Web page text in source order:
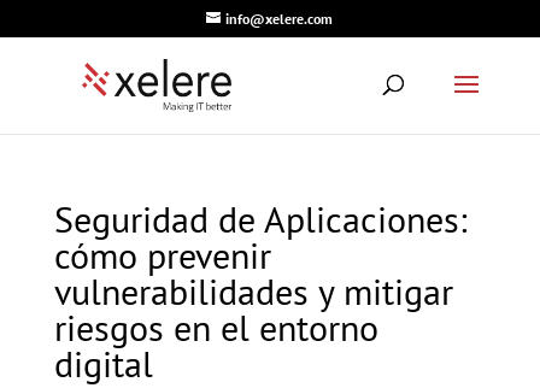
info@xelere.com
Seguridad de Aplicaciones:
cómo prevenir
vulnerabilidades y mitigar
riesgos en el entorno
digital